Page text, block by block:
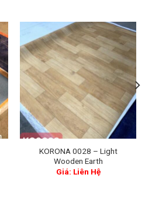
KORONA 0028 – Light
Wooden Earth
Giá: Liên Hệ